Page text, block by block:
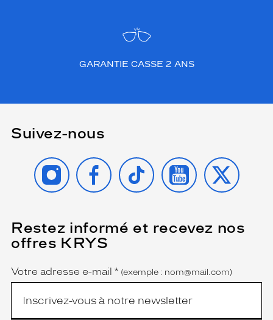
GARANTIE CASSE 2 ANS
Suivez-nous
INSTAGRAMFACEBOOK
TIKTOK YOUTUBE
X
Restez informé et recevez nos
offres KRYS
Name
Votre adresse e-mail *
(Ce
champ
est
(exemple : nom@mail.com)